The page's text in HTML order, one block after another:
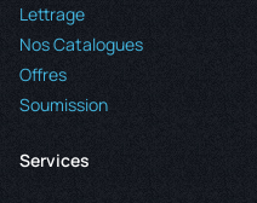
Lettrage
Nos Catalogues
Offres
Soumission
Services